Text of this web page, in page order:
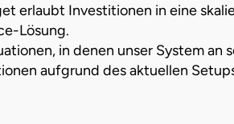
erlaubt Investitionen in eine
Lösung.
in denen unser System an
aufgrund des aktuellen